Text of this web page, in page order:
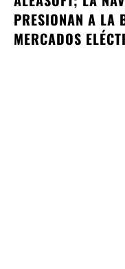
PRESIONAN A LA
MERCADOS